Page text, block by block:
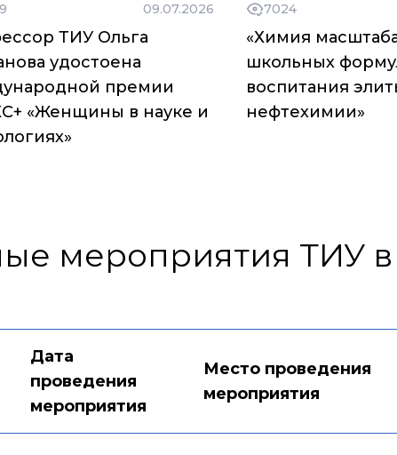
09.07.2026
ТИУ Ольга
удостоена
премии
«Женщины в науке и
7024
«Химия
школьных
воспитания
нефтехимии»
мероприятия ТИУ в
Дата
проведения
мероприятия
Место проведения
мероприятия